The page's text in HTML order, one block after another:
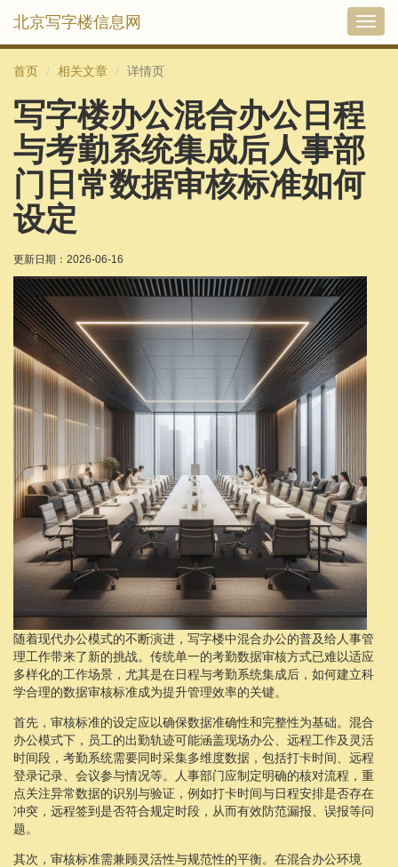
切
北京写字楼信息网
首页 相关文章 详情页
写字楼办公混合办公日程
与考勤系统集成后人事部
门日常数据审核标准如何
设定
更新日期： 2026-06-16
随着现代办公模式的不断演进，写字楼中混合办公的普及给人事管
理工作带来了新的挑战。传统单一的考勤数据审核方式已难以适应
多样化的工作场景，尤其是在日程与考勤系统集成后，如何建立科
学合理的数据审核标准成为提升管理效率的关键。
首先，审核标准的设定应以确保数据准确性和完整性为基础。混合
办公模式下，员工的出勤轨迹可能涵盖现场办公、远程工作及灵活
时间段，考勤系统需要同时采集多维度数据，包括打卡时间、远程
登录记录、会议参与情况等。人事部门应制定明确的核对流程，重
点关注异常数据的识别与验证，例如打卡时间与日程安排是否存在
冲突，远程签到是否符合规定时段，从而有效防范漏报、误报等问
题。
其次，审核标准需兼顾灵活性与规范性的平衡。在混合办公环境